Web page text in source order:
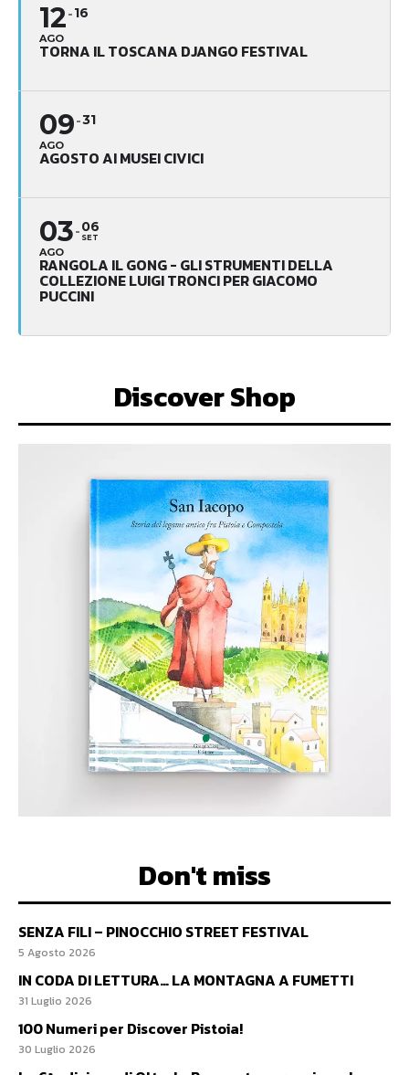
12
AGO
16
TORNA IL TOSCANA DJANGO FESTIVAL
09
AGO
31
AGOSTO AI MUSEI CIVICI
03
AGO
06
SET
RANGOLA IL GONG - GLI STRUMENTI DELLA
COLLEZIONE LUIGI TRONCI PER GIACOMO
PUCCINI
Discover Shop
Don't miss
SENZA FILI – PINOCCHIO STREET FESTIVAL
5 Agosto 2026
IN CODA DI LETTURA… LA MONTAGNA A FUMETTI
31 Luglio 2026
100 Numeri per Discover Pistoia!
30 Luglio 2026